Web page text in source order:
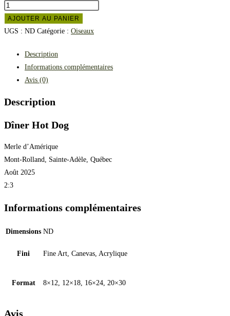
AJOUTER AU PANIER
UGS : ND Catégorie : Oiseaux
Description
Informations complémentaires
Avis (0)
Description
Dîner Hot Dog
Merle d’Amérique
Mont-Rolland, Sainte-Adèle, Québec
Août 2025
2:3
Informations complémentaires
Dimensions ND
Fini Fine Art, Canevas, Acrylique
Format 8×12, 12×18, 16×24, 20×30
Avis